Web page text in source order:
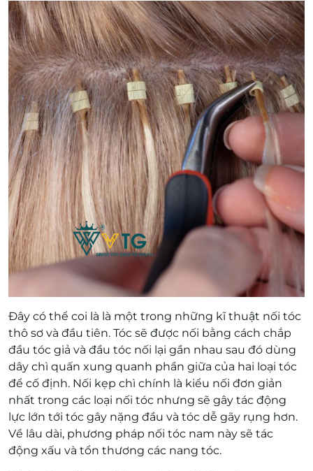
Đây có thể coi là là một trong những kĩ thuật nối tóc
thô sơ và đầu tiên. Tóc sẽ được nối bằng cách chắp
đầu tóc giả và đầu tóc nối lại gần nhau sau đó dùng
dây chì quấn xung quanh phần giữa của hai loại tóc
để cố định. Nối kẹp chì chính là kiểu nối đơn giản
nhất trong các loại nối tóc nhưng sẽ gây tác động
lực lớn tới tóc gây nặng đầu và tóc dễ gãy rụng hơn.
Về lâu dài, phương pháp nối tóc nam này sẽ tác
động xấu và tổn thương các nang tóc.